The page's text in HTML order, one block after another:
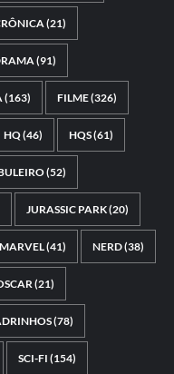
(21)
(91)
(163) FILME(326)
HQ(46) HQS(61)
(52)
JURASSIC PARK(20)
MARVEL(41) NERD(38)
(21)
(78)
SCI-FI (154)